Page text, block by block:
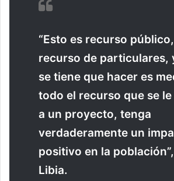
“Esto es recurso
recurso de particulares,
se tiene que hacer es
todo el recurso que se
a un proyecto, tenga
verdaderamente un
positivo en la
Libia.